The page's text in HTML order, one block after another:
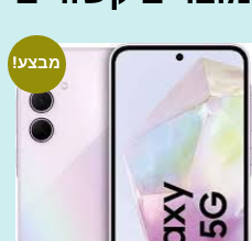
מבצע!